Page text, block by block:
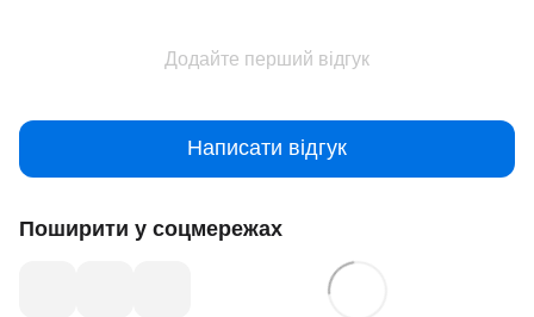
Додайте перший відгук
Написати відгук
Поширити у соцмережах